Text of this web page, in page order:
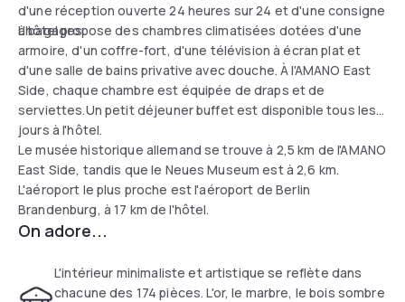
d'une réception ouverte 24 heures sur 24 et d'une consigne
à bagages.
L'hôtel propose des chambres climatisées dotées d'une
armoire, d'un coffre-fort, d'une télévision à écran plat et
d'une salle de bains privative avec douche. À l'AMANO East
Side, chaque chambre est équipée de draps et de
serviettes.Un petit déjeuner buffet est disponible tous les
jours à l'hôtel.
Le musée historique allemand se trouve à 2,5 km de l'AMANO
East Side, tandis que le Neues Museum est à 2,6 km.
L'aéroport le plus proche est l'aéroport de Berlin
Brandenburg, à 17 km de l'hôtel.
On adore...
L'intérieur minimaliste et artistique se reflète dans
chacune des 174 pièces. L'or, le marbre, le bois sombre